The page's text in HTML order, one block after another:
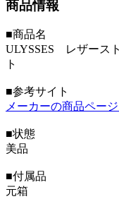
商品情報
■商品名
ULYSSES レザース
ト
■参考サイト
メーカーの商品ペー
■状態
美品
■付属品
元箱